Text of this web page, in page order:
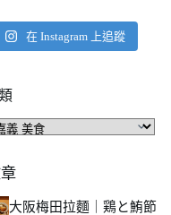
在 Instagram 上追蹤
大阪梅田拉麵｜鶏と鮪節